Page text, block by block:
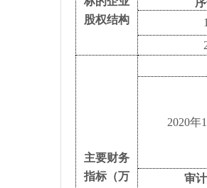
股权结构
主要财务
指标（万
2020年
审